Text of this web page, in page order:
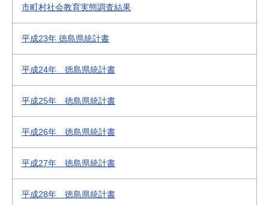
市町村社会教育実態調査結果
平成23年 徳島県統計書
平成24年 徳島県統計書
平成25年 徳島県統計書
平成26年 徳島県統計書
平成27年 徳島県統計書
平成28年 徳島県統計書